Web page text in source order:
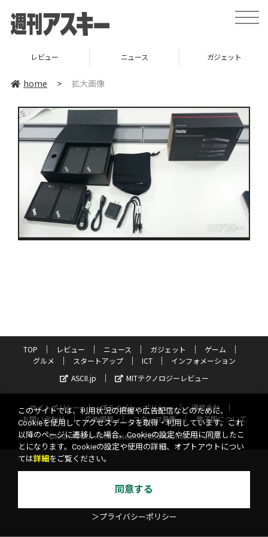
toggle
レビュー ニュース ガジェット
home > 拡大画像
TOP レビュー ニュース ガジェット
ゲーム
グルメ
スタートアップ ICT
インフォメーション
ASCII.jp
MITテクノロジーレビュー
サイトポリシー プライバシーポリシー
運営会社
お問い合わせ
広告掲載 スタッフ募集
電子版について
©KADOKAWA ASCII Research Laboratories, Inc. 2026
このサイトでは、利用状況の把握や広告配信などのために、
Cookieを使用してアクセスデータを取得・利用しています。これ
以降のページに遷移した場合、Cookieの設定や使用に同意したこ
とになります。Cookieの設定や使用の詳細、オプトアウトについ
ては詳細 をご覧ください。
同意する
＞プライバシーポリシー